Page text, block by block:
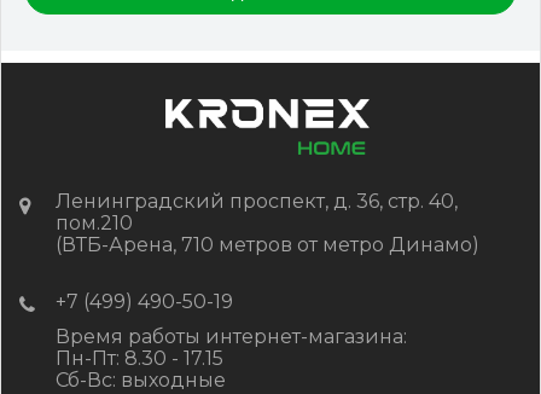
Ленинградский проспект, д. 36, стр. 40,
пом.210
(ВТБ-Арена, 710 метров от метро Динамо)
+7 (499) 490-50-19
Время работы интернет-магазина:
Пн-Пт: 8.30 - 17.15
Сб-Вс: выходные